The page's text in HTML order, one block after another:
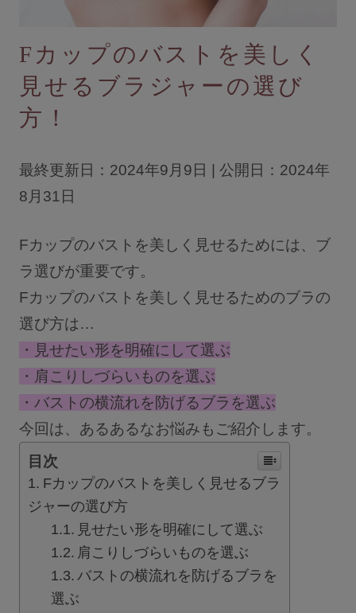
人気ランキング
ナイトブラ／夜用ブラ
デイリーブラ／日中用ブラ
ノンワイヤーブラ
カテゴリを探す
ブラジャー
ブラトップ
ショーツ
ブラショーツセット
その他セット
レッグケア
フェムケア
ブラパッド／ギフト
バストケアコスメ
術後用ブラ
ランキング
おすすめ特集
Fカップのバストを美しく
見せるブラジャーの選び
方！
最終更新日：2024年9月9日 | 公開日：2024年
8月31日
Fカップのバストを美しく見せるためには、ブ
ラ選びが重要です。
Fカップのバストを美しく見せるためのブラの
選び方は…
・見せたい形を明確にして選ぶ
・肩こりしづらいものを選ぶ
・バストの横流れを防げるブラを選ぶ
今回は、あるあるなお悩みもご紹介します。
目次
Fカップのバストを美しく見せるブラ
ジャーの選び方
見せたい形を明確にして選ぶ
肩こりしづらいものを選ぶ
バストの横流れを防げるブラを
選ぶ